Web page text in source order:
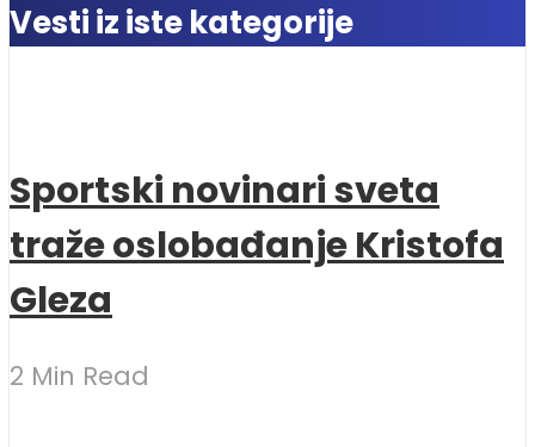
Vesti iz iste kategorije
Sportski novinari sveta
traže oslobađanje Kristofa
Gleza
2 Min Read